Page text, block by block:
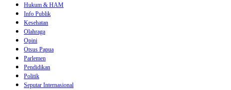
Hukum & HAM
Info Publik
Kesehatan
Olahraga
Opini
Otsus Papua
Parlemen
Pendidikan
Politik
Seputar Internasional